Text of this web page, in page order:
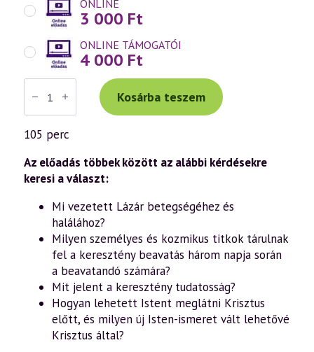
ONLINE
3 000 Ft
ONLINE TÁMOGATÓI
4 000 Ft
Váradi
Tibor
előadás
(1055)
—
„Az
testté
lett”
–
evangéliuma
szellemtudomány
fényében
(2025.12.05.)
mennyiség
Kosárba teszem
105 perc
Az előadás többek között az alábbi kérdésekre
keresi a választ:
Mi vezetett Lázár betegségéhez és
halálához?
Milyen személyes és kozmikus titkok tárulnak
fel a keresztény beavatás három napja során
a beavatandó számára?
Mit jelent a keresztény tudatosság?
Hogyan lehetett Istent meglátni Krisztus
előtt, és milyen új Isten-ismeret vált lehetővé
Krisztus által?